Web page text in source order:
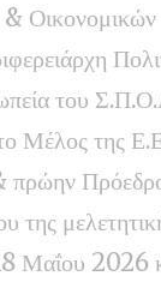
&
του
Μέλος της
πρώην
Μαΐου 2026